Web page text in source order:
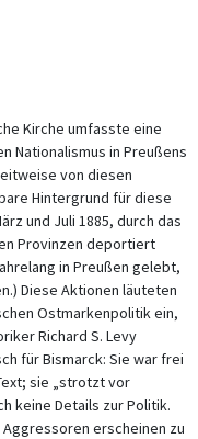
Kirche umfasste eine
Nationalismus in Preußens
von diesen
Hintergrund für diese
und Juli 1885, durch das
Provinzen deportiert
in Preußen gelebt,
Diese Aktionen läuteten
Ostmarkenpolitik ein,
Richard S. Levy
für Bismarck: Sie war frei
sie „strotzt vor
keine Details zur Politik.
erscheinen zu